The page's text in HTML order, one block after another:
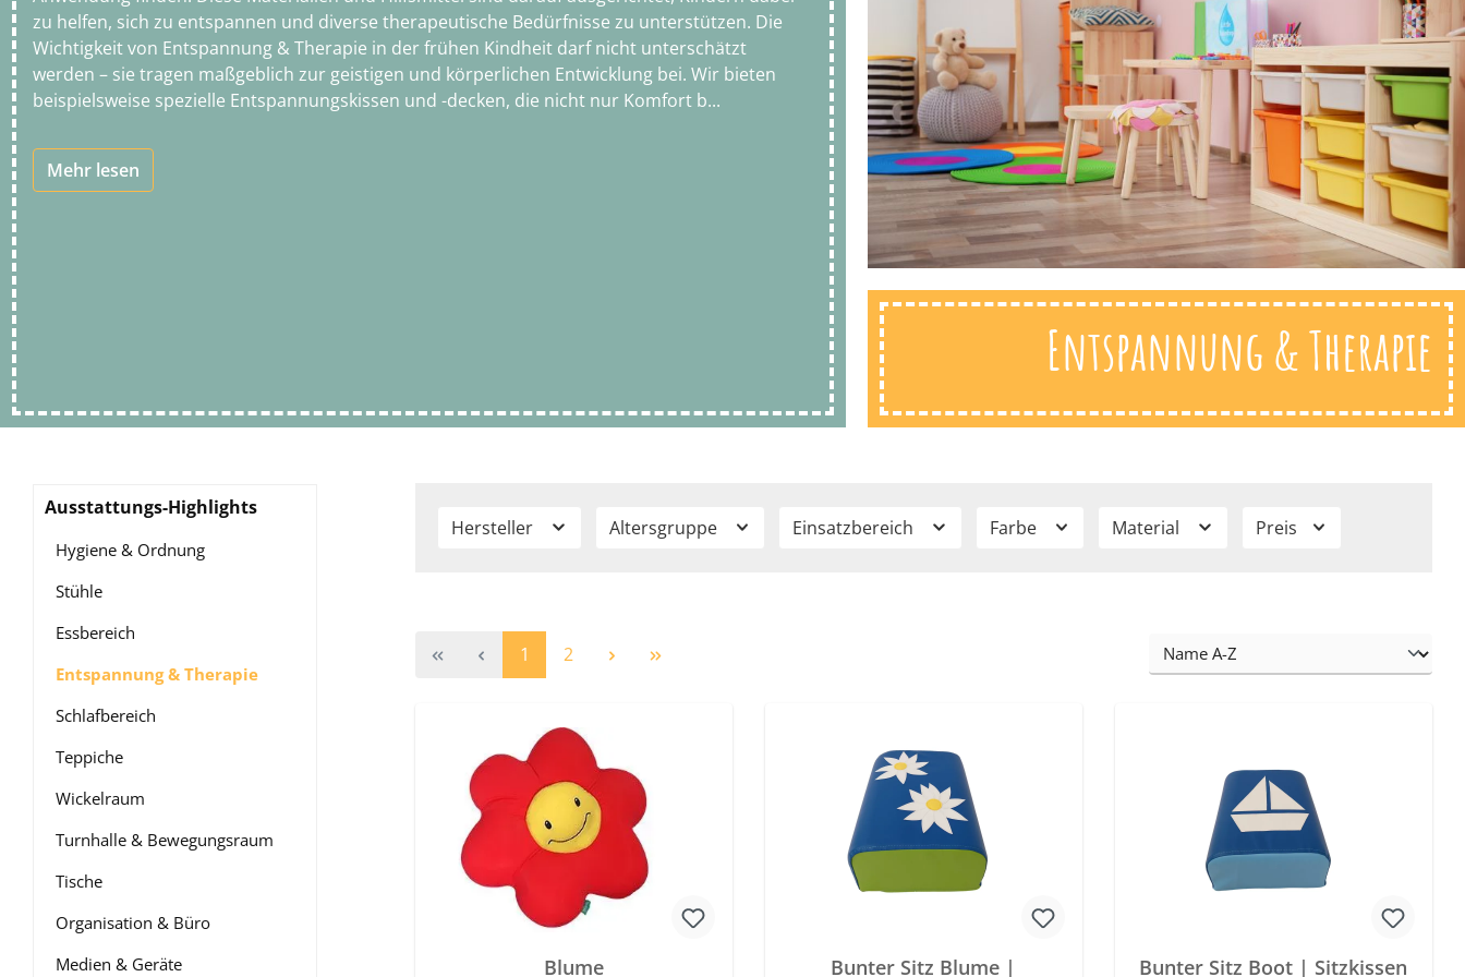
zu helfen, sich zu entspannen und diverse therapeutische Bedürfnisse zu unterstützen. Die
Wichtigkeit von Entspannung & Therapie in der frühen Kindheit darf nicht unterschätzt
werden – sie tragen maßgeblich zur geistigen und körperlichen Entwicklung bei. Wir bieten
beispielsweise spezielle Entspannungskissen und -decken, die nicht nur Komfort b...
Mehr lesen
Entspannung & Therapie
Ausstattungs-Highlights
Hygiene & Ordnung
Stühle
Essbereich
Entspannung & Therapie
Schlafbereich
Teppiche
Wickelraum
Turnhalle & Bewegungsraum
Tische
Organisation & Büro
Medien & Geräte
Hersteller Altersgruppe Einsatzbereich Farbe Material Preis
Seite
1 Seite
2
Blume
Bunter Sitz Blume |
Bunter Sitz Boot | Sitzkissen